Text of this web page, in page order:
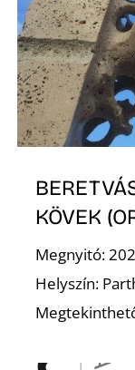
KÖVEK
Megnyitó:
Helyszín: